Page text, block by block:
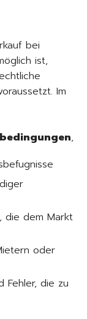
bei
ist,
Im
,
die dem Markt
oder
Fehler, die zu